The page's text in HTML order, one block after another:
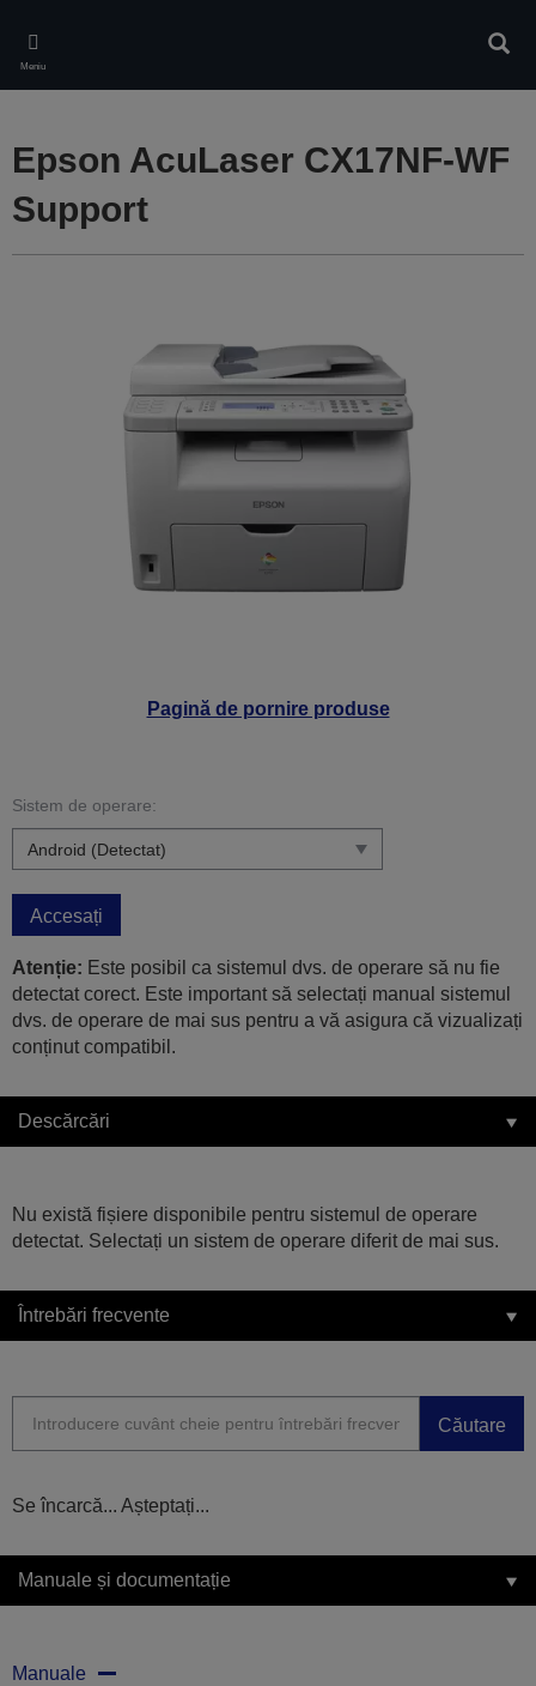
main
content
Meniu
Pagină de pornire produse
Epson AcuLaser CX17NF-WF
Support
Sistem de operare:
Accesați
Atenție: Este posibil ca sistemul dvs. de operare să nu fie
detectat corect. Este important să selectați manual sistemul
dvs. de operare de mai sus pentru a vă asigura că vizualizați
conținut compatibil.
Descărcări
Nu există fișiere disponibile pentru sistemul de operare
detectat. Selectați un sistem de operare diferit de mai sus.
Întrebări frecvente
Căutare
Se încarcă... Așteptați...
Manuale și documentație
Manuale